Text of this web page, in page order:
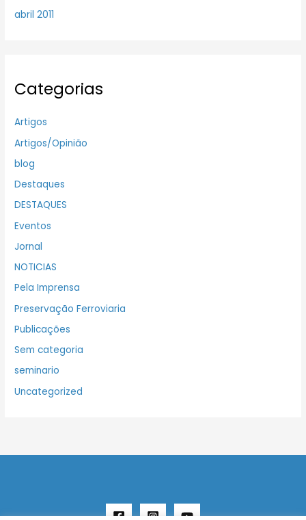
abril 2011
Categorias
Artigos
Artigos/Opinião
blog
Destaques
DESTAQUES
Eventos
Jornal
NOTICIAS
Pela Imprensa
Preservação Ferroviaria
Publicações
Sem categoria
seminario
Uncategorized